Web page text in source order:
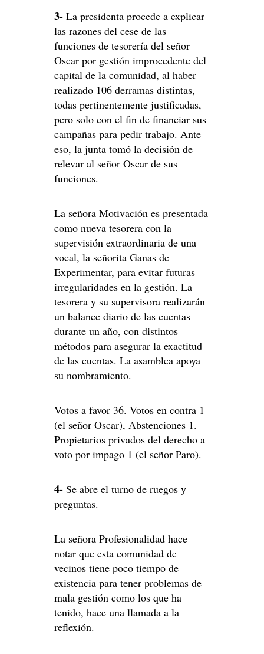
3- La presidenta procede a explicar
las razones del cese de las
funciones de tesorería del señor
Oscar por gestión improcedente del
capital de la comunidad, al haber
realizado 106 derramas distintas,
todas pertinentemente justificadas,
pero solo con el fin de financiar sus
campañas para pedir trabajo. Ante
eso, la junta tomó la decisión de
relevar al señor Oscar de sus
funciones.
La señora Motivación es presentada
como nueva tesorera con la
supervisión extraordinaria de una
vocal, la señorita Ganas de
Experimentar, para evitar futuras
irregularidades en la gestión. La
tesorera y su supervisora realizarán
un balance diario de las cuentas
durante un año, con distintos
métodos para asegurar la exactitud
de las cuentas. La asamblea apoya
su nombramiento.
Votos a favor 36. Votos en contra 1
(el señor Oscar), Abstenciones 1.
Propietarios privados del derecho a
voto por impago 1 (el señor Paro).
4- Se abre el turno de ruegos y
preguntas.
La señora Profesionalidad hace
notar que esta comunidad de
vecinos tiene poco tiempo de
existencia para tener problemas de
mala gestión como los que ha
tenido, hace una llamada a la
reflexión.